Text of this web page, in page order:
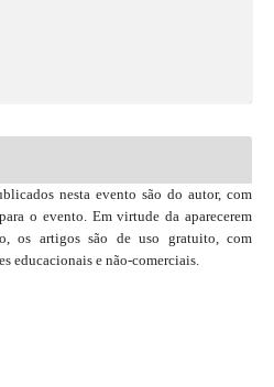
nesta evento são do autor, com
o evento. Em virtude da aparecerem
os artigos são de uso gratuito, com
educacionais e não-comerciais.